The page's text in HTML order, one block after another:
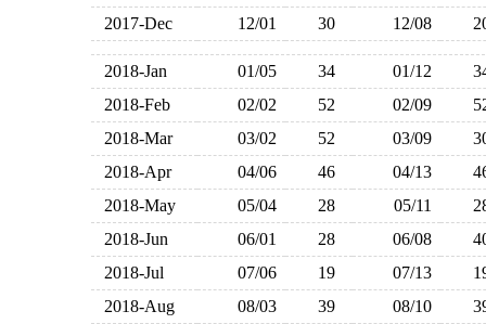
2017-Dec
12/01 30 12/08
2018-Jan 01/05 34 01/12
2018-Feb
02/02 52 02/09
2018-Mar
03/02 52 03/09
2018-Apr
04/06 46 04/13
2018-May
05/04 28 05/11
2018-Jun
06/01 28 06/08
2018-Jul
07/06 19 07/13
2018-Aug
08/03 39 08/10